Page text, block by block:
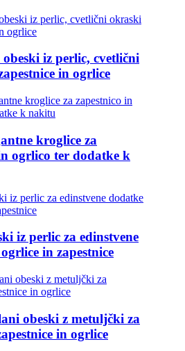
iz perlic, cvetlični
in ogrlice
kroglice za
ogrlico ter dodatke k
iz perlic za edinstvene
in zapestnice
obeski z metuljčki za
in ogrlice